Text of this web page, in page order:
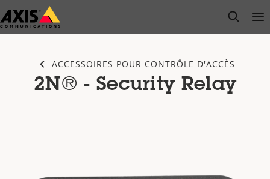
Passer
au
open
ACCESSOIRES POUR CONTRÔLE D'ACCÈS
2N® - Security Relay